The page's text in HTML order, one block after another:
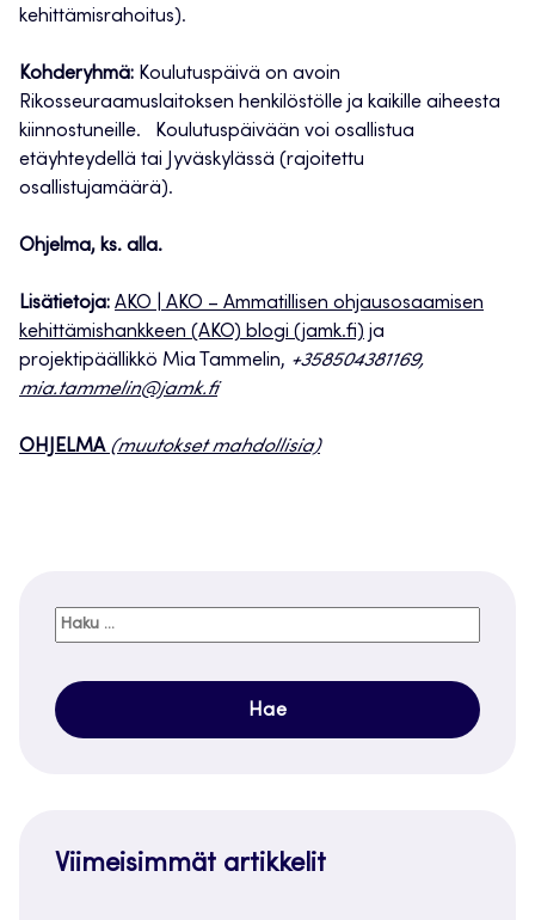
kehittämisrahoitus).
Kohderyhmä: Koulutuspäivä on avoin
Rikosseuraamuslaitoksen henkilöstölle ja kaikille aiheesta
kiinnostuneille. Koulutuspäivään voi osallistua
etäyhteydellä tai Jyväskylässä (rajoitettu
osallistujamäärä).
Ohjelma, ks. alla.
Lisätietoja: AKO | AKO – Ammatillisen ohjausosaamisen
kehittämishankkeen (AKO) blogi (jamk.fi) ja
projektipäällikkö Mia Tammelin, +358504381169,
mia.tammelin@jamk.fi
OHJELMA (muutokset mahdollisia)
Haku:
Viimeisimmät artikkelit